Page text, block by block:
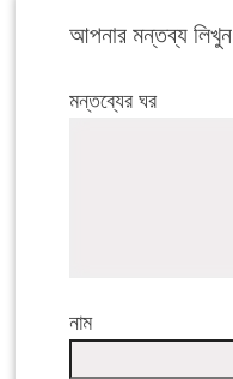
আপনার মন্তব্য লিখুন
মন্তব্যের ঘর
নাম